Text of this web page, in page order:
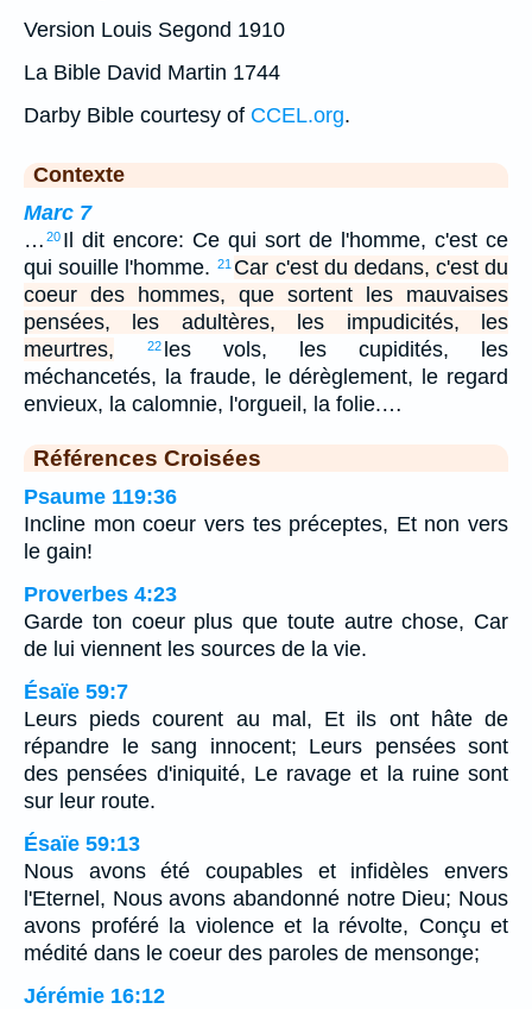
Version Louis Segond 1910
La Bible David Martin 1744
Darby Bible courtesy of CCEL.org.
Contexte
Marc 7
… 20 Il dit encore: Ce qui sort de l'homme, c'est ce
qui souille l'homme.
21 Car c'est du dedans, c'est du
coeur des hommes, que sortent les mauvaises
pensées, les adultères, les impudicités, les
meurtres,
22 les vols, les cupidités, les
méchancetés, la fraude, le dérèglement, le regard
envieux, la calomnie, l'orgueil, la folie.…
Références Croisées
Psaume 119:36
Incline mon coeur vers tes préceptes, Et non vers
le gain!
Proverbes 4:23
Garde ton coeur plus que toute autre chose, Car
de lui viennent les sources de la vie.
Ésaïe 59:7
Leurs pieds courent au mal, Et ils ont hâte de
répandre le sang innocent; Leurs pensées sont
des pensées d'iniquité, Le ravage et la ruine sont
sur leur route.
Ésaïe 59:13
Nous avons été coupables et infidèles envers
l'Eternel, Nous avons abandonné notre Dieu; Nous
avons proféré la violence et la révolte, Conçu et
médité dans le coeur des paroles de mensonge;
Jérémie 16:12